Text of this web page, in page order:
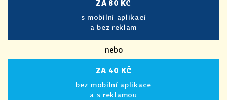
ZA 80 KČ
s mobilní aplikací
a bez reklam
nebo
ZA 40 KČ
bez mobilní aplikace
a s reklamou